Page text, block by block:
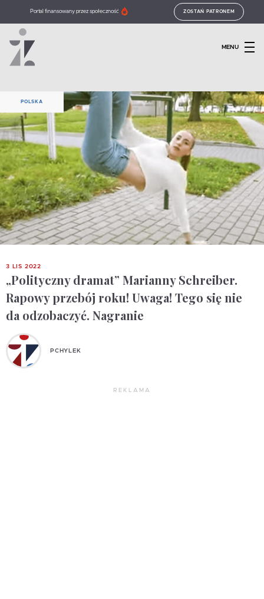
Portal finansowany przez społeczność ZOSTAŃ PATRONEM
MENU
POLSKA
3 LIS 2022
„Polityczny dramat” Marianny Schreiber.
Rapowy przebój roku! Uwaga! Tego się nie
da odzobaczyć. Nagranie
PCHYLEK
REKLAMA